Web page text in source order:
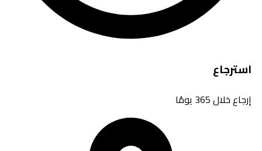
استرجاع
إرجاع خلال 365 يومًا